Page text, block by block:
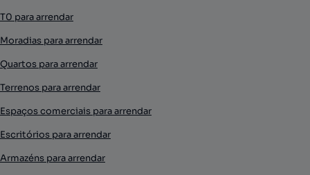
T0 para arrendar
Moradias para arrendar
Quartos para arrendar
Terrenos para arrendar
Espaços comerciais para arrendar
Escritórios para arrendar
Armazéns para arrendar